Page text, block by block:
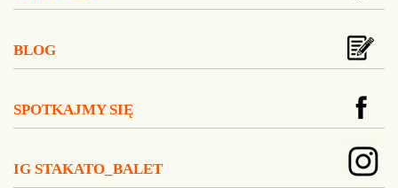
BLOG
SPOTKAJMY SIĘ
IG STAKATO_BALET